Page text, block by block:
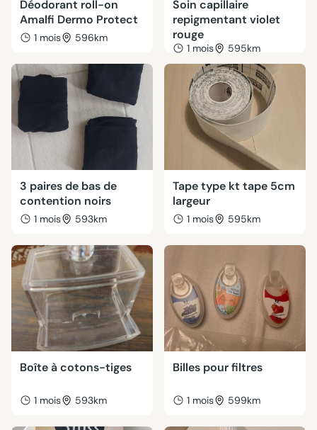
Déodorant roll-on
Amalfi Dermo Protect
1 mois 596km
Soin capillaire
repigmentant violet
rouge
1 mois 595km
3 paires de bas de
contention noirs
1 mois 593km
Tape type kt tape 5cm
largeur
1 mois 595km
Boîte à cotons-tiges
1 mois 593km
Billes pour filtres
1 mois 599km